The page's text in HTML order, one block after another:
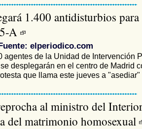
1.400 antidisturbios para
A
elperiodico.com
agentes de la Unidad de Intervención
desplegarán en el centro de Madrid
que llama este jueves a
al ministro del
del matrimonio homosexual